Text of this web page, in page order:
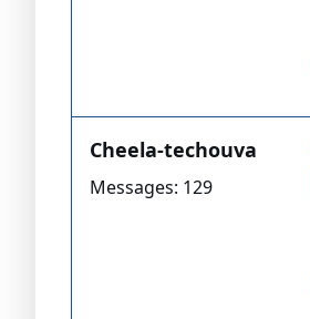
Cheela-techouva
Messages: 129